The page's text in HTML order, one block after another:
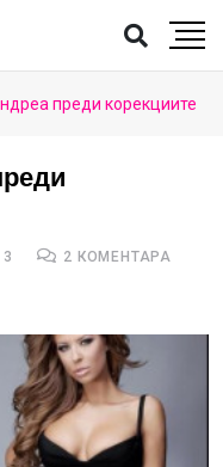
преди корекциите
2 КОМЕНТАРА